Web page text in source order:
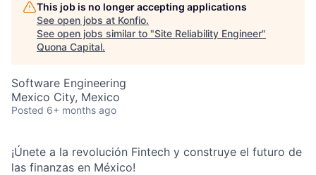
This job is no longer accepting applications
See open jobs at Konfio.
See open jobs similar to "Site Reliability Engineer"
Quona Capital.
Software Engineering
Mexico City, Mexico
Posted 6+ months ago
¡Únete a la revolución Fintech y construye el futuro de
las finanzas en México!